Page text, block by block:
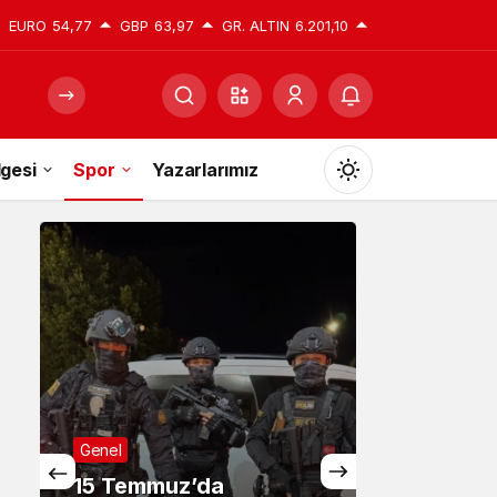
EURO 54,77 GBP 63,97 GR. ALTIN 6.201,10
Spor Yazarlarımız
Mod
değiştir
Gündüz Modu
Gündüz modunu seçin.
Gece Modu
Gece modunu seçin.